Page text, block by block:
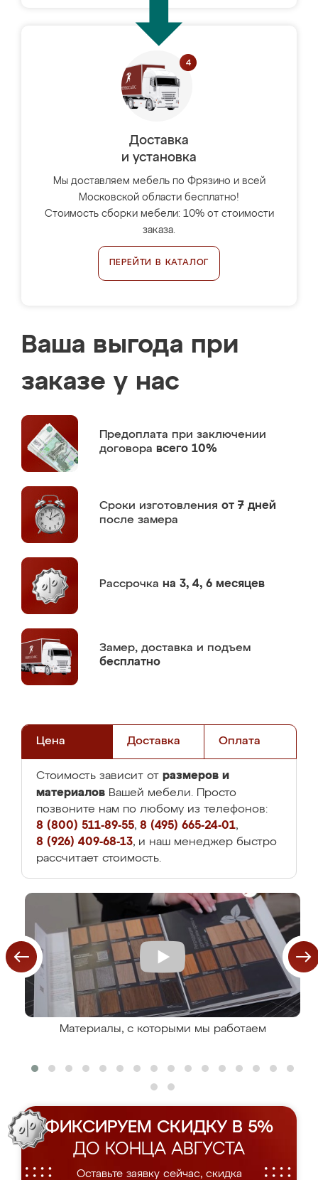
Доставка
и установка
Мы доставляем мебель по Фрязино и всей
Московской области бесплатно!
Стоимость сборки мебели: 10% от стоимости
заказа.
ПЕРЕЙТИ В КАТАЛОГ
Ваша выгода при
заказе у нас
Предоплата при заключении
договора всего 10%
Сроки изготовления от 7 дней
после замера
Рассрочка на 3, 4, 6 месяцев
Замер, доставка и подъем
бесплатно
Цена Доставка Оплата
Стоимость зависит от размеров и
материалов Вашей мебели. Просто
позвоните нам по любому из телефонов:
8 (800) 511-89-55, 8 (495) 665-24-01,
8 (926) 409-68-13, и наш менеджер быстро
рассчитает стоимость.
Материалы, с которыми мы работаем
ФИКСИРУЕМ СКИДКУ В 5%
ДО КОНЦА АВГУСТА
Оставьте заявку сейчас, скидка